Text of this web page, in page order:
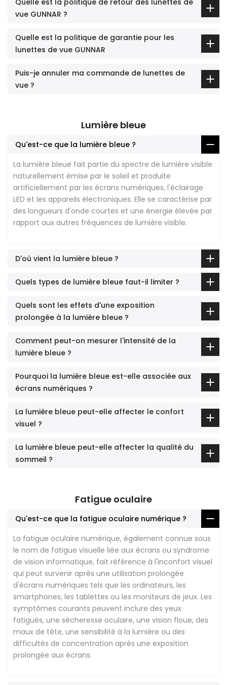
vue GUNNAR ?
Quelle est la politique de garantie pour les
lunettes de vue GUNNAR
Puis-je annuler ma commande de lunettes de
vue ?
Lumière bleue
Qu'est-ce que la lumière bleue ?
La lumière bleue fait partie du spectre de lumière visible
naturellement émise par le soleil et produite
artificiellement par les écrans numériques, l'éclairage
LED et les appareils électroniques. Elle se caractérise par
des longueurs d'onde courtes et une énergie élevée par
rapport aux autres fréquences de lumière visible.
D'où vient la lumière bleue ?
Quels types de lumière bleue faut-il limiter ?
Quels sont les effets d'une exposition
prolongée à la lumière bleue ?
Comment peut-on mesurer l'intensité de la
lumière bleue ?
Pourquoi la lumière bleue est-elle associée aux
écrans numériques ?
La lumière bleue peut-elle affecter le confort
visuel ?
La lumière bleue peut-elle affecter la qualité du
sommeil ?
Fatigue oculaire
Qu'est-ce que la fatigue oculaire numérique ?
La fatigue oculaire numérique, également connue sous
le nom de fatigue visuelle liée aux écrans ou syndrome
de vision informatique, fait référence à l'inconfort visuel
qui peut survenir après une utilisation prolongée
d'écrans numériques tels que les ordinateurs, les
smartphones, les tablettes ou les moniteurs de jeux. Les
symptômes courants peuvent inclure des yeux
fatigués, une sécheresse oculaire, une vision floue, des
maux de tête, une sensibilité à la lumière ou des
difficultés de concentration après une exposition
prolongée aux écrans.